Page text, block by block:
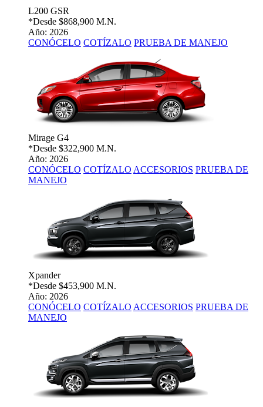
L200 GSR
*Desde $868,900 M.N.
Año: 2026
CONÓCELO COTÍZALO PRUEBA DE MANEJO
Mirage G4
*Desde $322,900 M.N.
Año: 2026
CONÓCELO COTÍZALO ACCESORIOS PRUEBA DE
MANEJO
Xpander
*Desde $453,900 M.N.
Año: 2026
CONÓCELO COTÍZALO ACCESORIOS PRUEBA DE
MANEJO